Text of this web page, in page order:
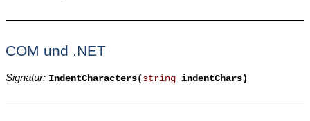
COM und .NET
Signatur: IndentCharacters( stringindentChars)